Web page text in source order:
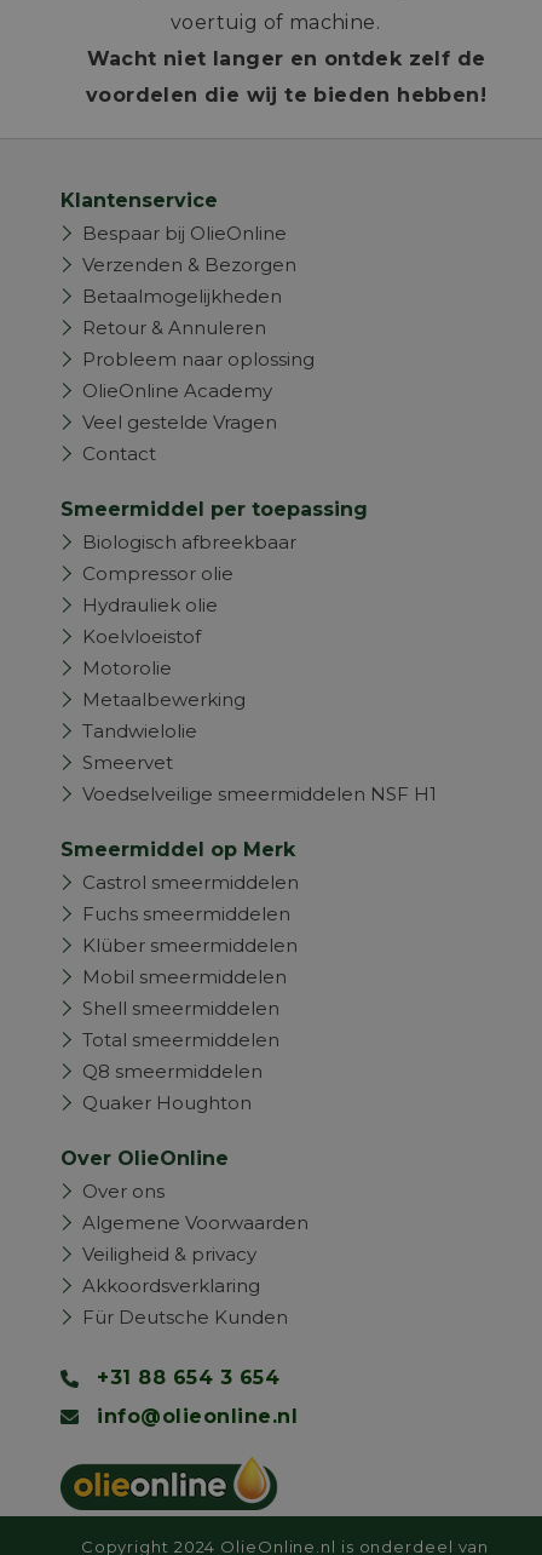
voertuig of machine.
Wacht niet langer en ontdek zelf de
voordelen die wij te bieden hebben!
Klantenservice
Bespaar bij OlieOnline
Verzenden & Bezorgen
Betaalmogelijkheden
Retour & Annuleren
Probleem naar oplossing
OlieOnline Academy
Veel gestelde Vragen
Contact
Smeermiddel per toepassing
Biologisch afbreekbaar
Compressor olie
Hydrauliek olie
Koelvloeistof
Motorolie
Metaalbewerking
Tandwielolie
Smeervet
Voedselveilige smeermiddelen NSF H1
Smeermiddel op Merk
Castrol smeermiddelen
Fuchs smeermiddelen
Klüber smeermiddelen
Mobil smeermiddelen
Shell smeermiddelen
Total smeermiddelen
Q8 smeermiddelen
Quaker Houghton
Over OlieOnline
Over ons
Algemene Voorwaarden
Veiligheid & privacy
Akkoordsverklaring
Für Deutsche Kunden
+31 88 654 3 654
info@olieonline.nl
Copyright 2024 OlieOnline.nl is onderdeel van